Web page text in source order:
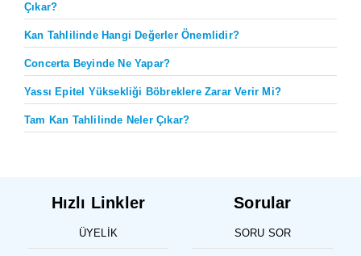
Çıkar?
Kan Tahlilinde Hangi Değerler Önemlidir?
Concerta Beyinde Ne Yapar?
Yassı Epitel Yüksekliği Böbreklere Zarar Verir Mi?
Tam Kan Tahlilinde Neler Çıkar?
Hızlı Linkler
ÜYELIK
Sorular
SORU SOR